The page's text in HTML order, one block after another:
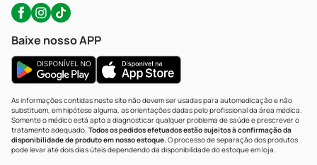
Baixe nosso APP
As informações contidas neste site não devem ser usadas para automedicação e não
substituem, em hipótese alguma, as orientações dadas pelo profissional da área médica.
Somente o médico está apto a diagnosticar qualquer problema de saúde e prescrever o
tratamento adequado. Todos os pedidos efetuados estão sujeitos à confirmação da
disponibilidade de produto em nosso estoque.O processo de separação dos produtos
pode levar até dois dias úteis dependendo da disponibilidade do estoque em loja.